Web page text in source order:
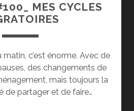
MES CYCLES
c’est énorme. Avec de
des changements de
mais toujours la
de partager et de faire…